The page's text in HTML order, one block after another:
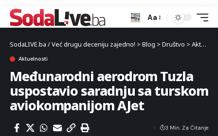
Aa
SodaLIVE.ba / Već drugu deceniju zajedno! > Blog > Društvo > Aktuelnosti
Aktuelnosti
Međunarodni aerodrom Tuzla
uspostavio saradnju sa turskom
aviokompanijom AJet
3 Min. Za Čitanje